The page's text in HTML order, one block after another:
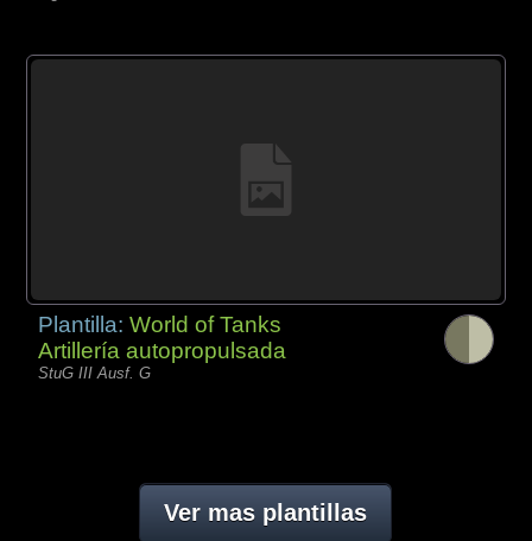
Plantilla:World of Tanks
Artillería autopropulsada
StuG III Ausf. G
Ver mas plantillas